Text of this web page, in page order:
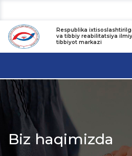
Respublika
va tibbiy reabilitatsiya
tibbiyot markazi
Biz haqimizda